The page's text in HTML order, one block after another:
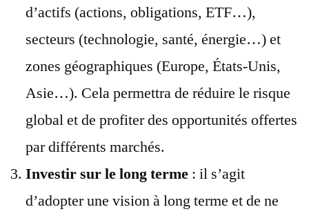
d’actifs (actions, obligations, ETF…),
secteurs (technologie, santé, énergie…) et
zones géographiques (Europe, États-Unis,
Asie…). Cela permettra de réduire le risque
global et de profiter des opportunités offertes
par différents marchés.
Investir sur le long terme : il s’agit
d’adopter une vision à long terme et de ne